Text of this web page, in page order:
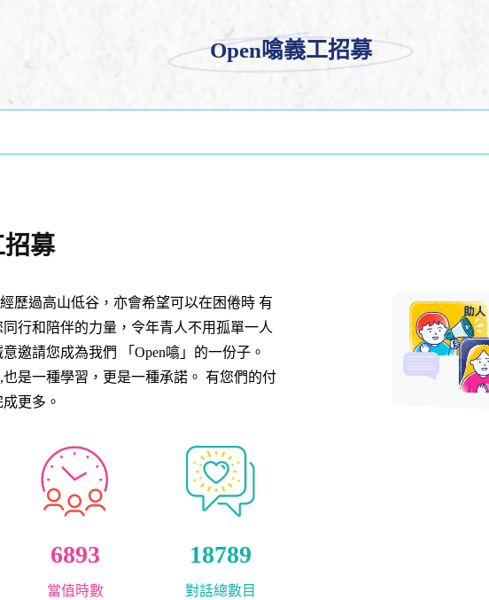
Open噏義工招募
招募
歷過高山低谷，亦會希望可以在困倦時 有
行和陪伴的力量，令年青人不用孤單一人
邀請您成為我們 「Open噏」的一份子。
是一種學習，更是一種承諾。 有您們的付
更多。
6893
當值時數
18789
對話總數目